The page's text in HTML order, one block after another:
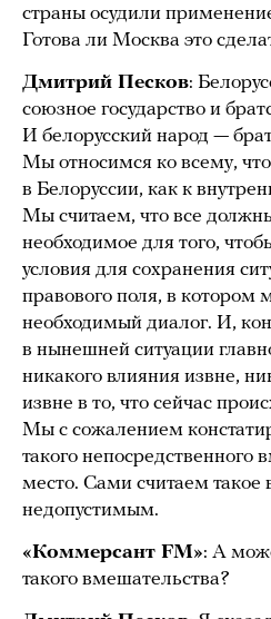
страны осудили
Готова ли Москва это
Дмитрий Песков:
союзное государство и
И белорусский народ —
Мы относимся ко всему,
в Белоруссии, как к
Мы считаем, что все
необходимое для того,
условия для сохранения
правового поля, в котором
необходимый диалог. И,
в нынешней ситуации
никакого влияния извне,
извне в то, что сейчас
Мы с сожалением
такого
место. Сами считаем такое
недопустимым.
«Коммерсант FM»: А
такого вмешательства?